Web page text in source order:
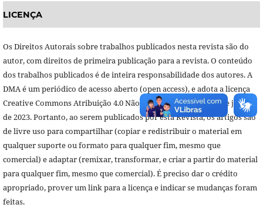
LICENÇA
Os Direitos Autorais sobre trabalhos publicados nesta revista são do
autor, com direitos de primeira publicação para a revista. O conteúdo
dos trabalhos publicados é de inteira responsabilidade dos autores. A
DMA é um periódico de acesso aberto (open access), e adota a licença
Creative Commons Atribuição 4.0 Não Adaptada (CC-BY), desde janeiro
de 2023. Portanto, ao serem publicados por esta Revista, os artigos são
de livre uso para compartilhar (copiar e redistribuir o material em
qualquer suporte ou formato para qualquer fim, mesmo que
comercial) e adaptar (remixar, transformar, e criar a partir do material
para qualquer fim, mesmo que comercial). É preciso dar o crédito
apropriado, prover um link para a licença e indicar se mudanças foram
feitas.